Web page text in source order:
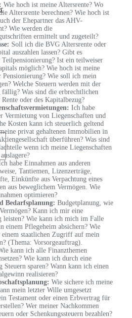
Wie hoch ist meine Altersrente? Wo
Altersrente berechnen? Wie hoch ist
der Ehepartner das AHV-
Wie werden die
ermittelt und zugeteilt?
Soll ich die BVG Altersrente oder
auszahlen lassen? Gibt es
Ist ein teilweiser
möglich? Wie hoch ist meine
Pensionierung? Wie soll ich mein
Welche Steuern werden mit der
Was sind die erbrechtlichen
oder des Kapitalbezug?
Ich habe
Vermietung von Liegenschaften und
Kosten kann ich steuerlich geltend
privat gehaltenen Immobilien in
überführen? Was sind
wenn ich meine Liegenschaften
habe Einnahmen aus anderen
Tantiemen, Lizenzerträge,
Einkünfte aus Verpachtung eines
aus beweglichem Vermögen. Wie
optimieren?
Bedarfsplanung: Budgetplanung, wie
Kann ich mir eine
leisten? Wie kann ich mich im Falle
einem Pflegeheim absichern? Wie
staatlichen Zugriff auf mein
(Thema: Vorsorgeauftrag).
kann ich alle Finanzthemen
Wie kann ich durch eine
Steuern sparen? Wann kann ich einen
realisieren?
Wie sichere ich meine
mein letzter Wille umgesetzt
Testament oder einen Erbvertrag für
Wer meiner Nachkommen
oder Schenkungssteuern bezahlen?